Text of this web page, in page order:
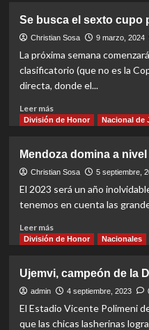
Se busca el sexto cupo
Christian Sosa 9 marzo, 2024
La próxima semana
clasificatorio (que no es la
directa, donde el...
Leer másRead
more
busca
el
sexto
la
DDH
División de Honor Nacional de
Mendoza domina a
Christian Sosa 5 septiembre,
El 2023 será un año
tenemos en cuenta las
Leer másRead
more
domina
a
nivel
de
División de Honor Nacionales
Ujemvi, campeón de la
admin 4 septiembre, 2023
El Estadio Vicente Polimeni
que las chicas lasherinas